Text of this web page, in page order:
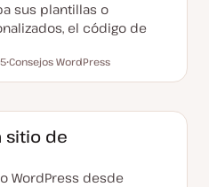
sus plantillas o
el código de
e
a
Consejos WordPress
sitio de
WordPress desde